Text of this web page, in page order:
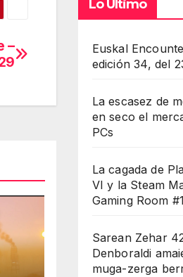
abajo
–
Lo Último
Euskal
edición 34, del
La escasez de
en seco el
PCs
La cagada de
VI y la Steam
Gaming Room
Sarean Zehar
Denboraldi
muga-zerga